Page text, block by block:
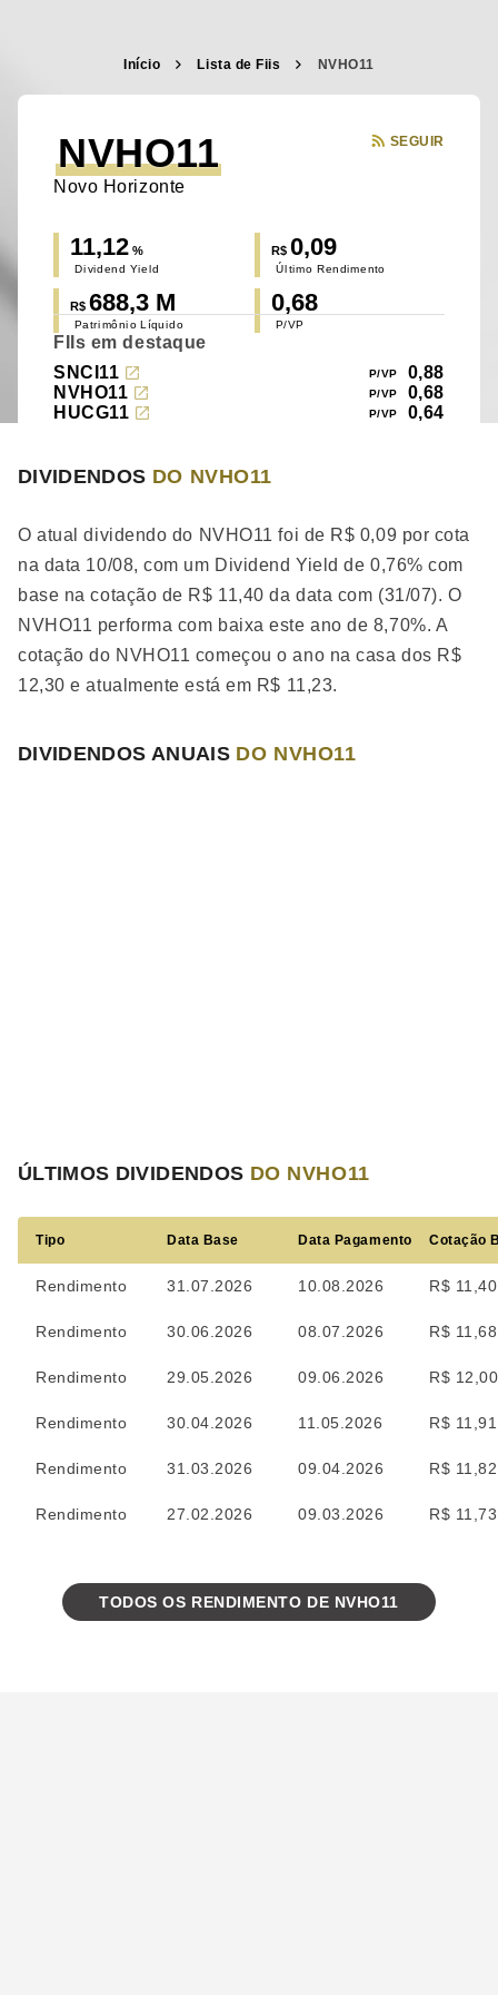
Início Lista de Fiis NVHO11
NVHO11
Novo Horizonte
SEGUIR
11,12 %
Dividend Yield
R$ 0,09
Último Rendimento
R$ 688,3 M
Patrimônio Líquido
0,68
P/VP
FIIs em destaque
SNCI11
0,88
NVHO11
0,68
HUCG11
0,64
DIVIDENDOS DO NVHO11
O atual dividendo do NVHO11 foi de R$ 0,09 por cota
na data 10/08, com um Dividend Yield de 0,76% com
base na cotação de R$ 11,40 da data com (31/07). O
NVHO11 performa com baixa este ano de 8,70%. A
cotação do NVHO11 começou o ano na casa dos R$
12,30 e atualmente está em R$ 11,23.
DIVIDENDOS ANUAIS DO NVHO11
ÚLTIMOS DIVIDENDOS DO NVHO11
Tipo Data Base Data Pagamento Cotação
Rendimento 31.07.2026 10.08.2026 R$ 11,40
Rendimento 30.06.2026 08.07.2026 R$ 11,68
Rendimento 29.05.2026 09.06.2026 R$ 12,00
Rendimento 30.04.2026 11.05.2026 R$ 11,91
Rendimento 31.03.2026 09.04.2026 R$ 11,82
Rendimento 27.02.2026 09.03.2026 R$ 11,73
TODOS OS RENDIMENTO DE NVHO11